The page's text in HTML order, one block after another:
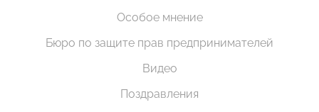
Особое мнение
Бюро по защите прав предпринимателей
Видео
Поздравления